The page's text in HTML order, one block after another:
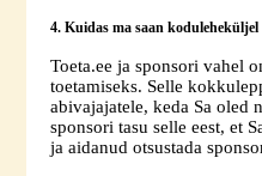
4. Kuidas ma saan koduleheküljel
Toeta.ee ja sponsori vahel
toetamiseks. Selle
abivajajatele, keda Sa oled
sponsori tasu selle eest, et
ja aidanud otsustada